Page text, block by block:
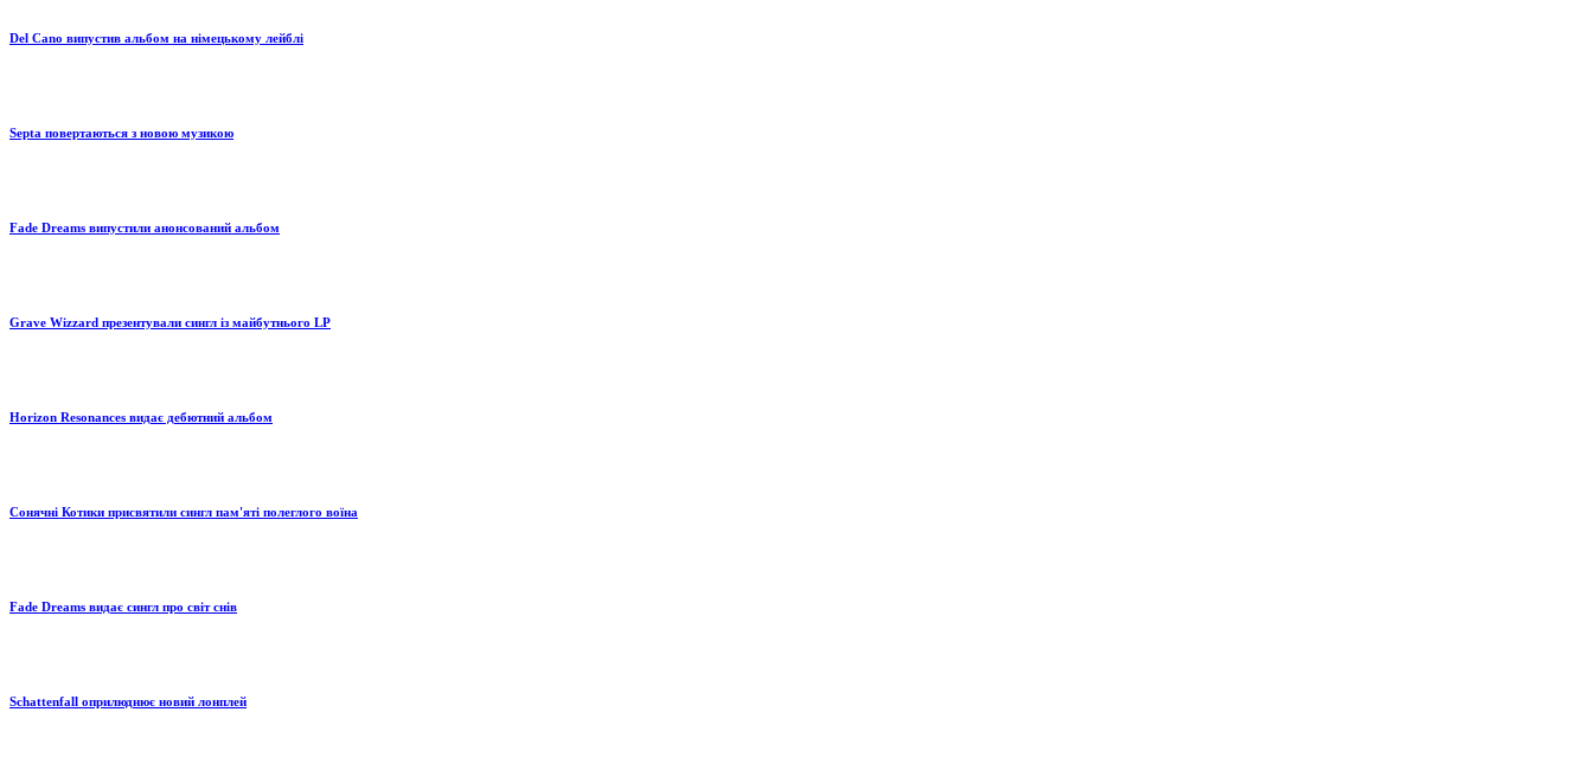
Del Cano випустив альбом на німецькому лейблі
Septa повертаються з новою музикою
Fade Dreams випустили анонсований альбом
Grave Wizzard презентували сингл із майбутнього LP
Horizon Resonances видає дебютний альбом
Сонячні Котики присвятили сингл пам'яті полеглого воїна
Fade Dreams видає сингл про світ снів
Schattenfall оприлюднює новий лонплей